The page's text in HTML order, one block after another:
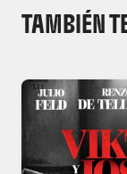
TAMBIÉN